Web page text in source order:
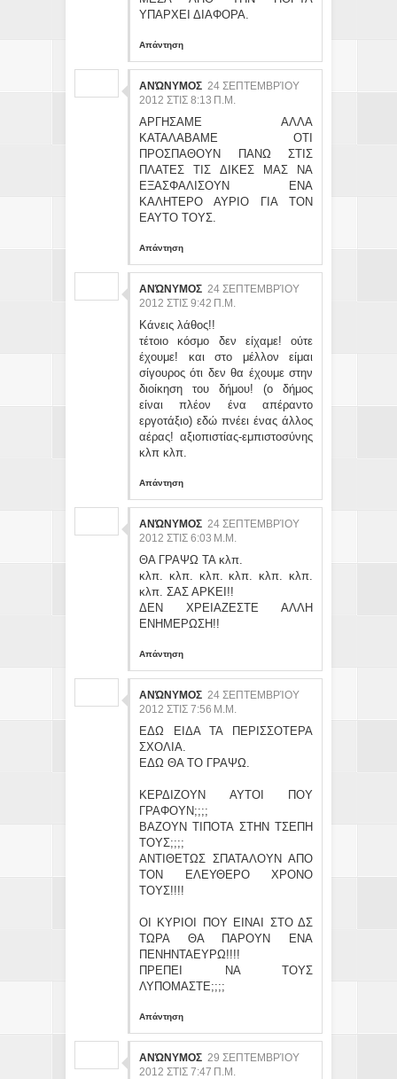
ΥΠΑΡΧΕΙ ΔΙΑΦΟΡΑ.
Απάντηση
ΑΝΏΝΥΜΟΣ 24 ΣΕΠΤΕΜΒΡΊΟΥ
2012 ΣΤΙΣ 8:13 Π.Μ.
ΑΡΓΗΣΑΜΕ ΑΛΛΑ
ΚΑΤΑΛΑΒΑΜΕ ΟΤΙ
ΠΡΟΣΠΑΘΟΥΝ ΠΑΝΩ ΣΤΙΣ
ΠΛΑΤΕΣ ΤΙΣ ΔΙΚΕΣ ΜΑΣ ΝΑ
ΕΞΑΣΦΑΛΙΣΟΥΝ ΕΝΑ
ΚΑΛΗΤΕΡΟ ΑΥΡΙΟ ΓΙΑ ΤΟΝ
ΕΑΥΤΟ ΤΟΥΣ.
Απάντηση
ΑΝΏΝΥΜΟΣ 24 ΣΕΠΤΕΜΒΡΊΟΥ
2012 ΣΤΙΣ 9:42 Π.Μ.
Κάνεις λάθος!!
τέτοιο κόσμο δεν είχαμε! ούτε
έχουμε! και στο μέλλον είμαι
σίγουρος ότι δεν θα έχουμε στην
διοίκηση του δήμου! (ο δήμος
είναι πλέον ένα απέραντο
εργοτάξιο) εδώ πνέει ένας άλλος
αέρας! αξιοπιστίας-εμπιστοσύνης
κλπ κλπ.
Απάντηση
ΑΝΏΝΥΜΟΣ 24 ΣΕΠΤΕΜΒΡΊΟΥ
2012 ΣΤΙΣ 6:03 Μ.Μ.
ΘΑ ΓΡΑΨΩ ΤΑ κλπ.
κλπ. κλπ. κλπ. κλπ. κλπ. κλπ.
κλπ. ΣΑΣ ΑΡΚΕΙ!!
ΔΕΝ ΧΡΕΙΑΖΕΣΤΕ ΑΛΛΗ
ΕΝΗΜΕΡΩΣΗ!!
Απάντηση
ΑΝΏΝΥΜΟΣ 24 ΣΕΠΤΕΜΒΡΊΟΥ
2012 ΣΤΙΣ 7:56 Μ.Μ.
ΕΔΩ ΕΙΔΑ ΤΑ ΠΕΡΙΣΣΟΤΕΡΑ
ΣΧΟΛΙΑ.
ΕΔΩ ΘΑ ΤΟ ΓΡΑΨΩ.
ΚΕΡΔΙΖΟΥΝ ΑΥΤΟΙ ΠΟΥ
ΓΡΑΦΟΥΝ;;;;
ΒΑΖΟΥΝ ΤΙΠΟΤΑ ΣΤΗΝ ΤΣΕΠΗ
ΤΟΥΣ;;;;
ΑΝΤΙΘΕΤΩΣ ΣΠΑΤΑΛΟΥΝ ΑΠΟ
ΤΟΝ ΕΛΕΥΘΕΡΟ ΧΡΟΝΟ
ΤΟΥΣ!!!!
ΟΙ ΚΥΡΙΟΙ ΠΟΥ ΕΙΝΑΙ ΣΤΟ ΔΣ
ΤΩΡΑ ΘΑ ΠΑΡΟΥΝ ΕΝΑ
ΠΕΝΗΝΤΑΕΥΡΩ!!!!
ΠΡΕΠΕΙ ΝΑ ΤΟΥΣ
ΛΥΠΟΜΑΣΤΕ;;;;
Απάντηση
ΑΝΏΝΥΜΟΣ 29 ΣΕΠΤΕΜΒΡΊΟΥ
2012 ΣΤΙΣ 7:47 Π.Μ.